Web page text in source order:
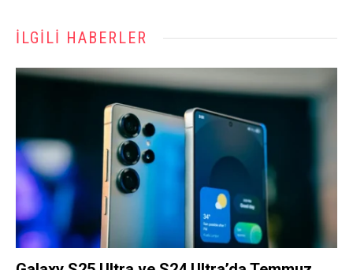
İLGILI HABERLER